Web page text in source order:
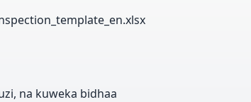
na kuweka bidhaa